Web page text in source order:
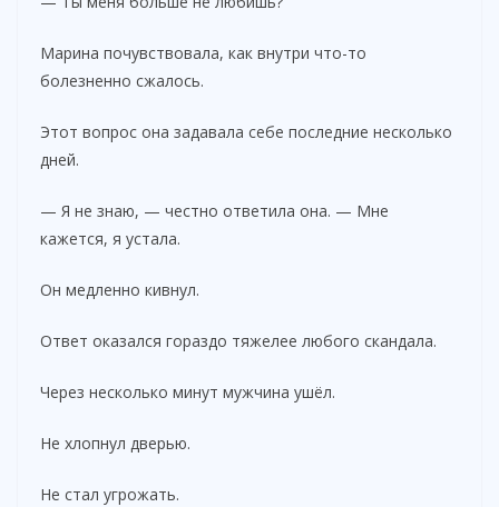
Марина почувствовала, как внутри что-то
болезненно сжалось.
Этот вопрос она задавала себе последние несколько
дней.
— Я не знаю, — честно ответила она. — Мне
кажется, я устала.
Он медленно кивнул.
Ответ оказался гораздо тяжелее любого скандала.
Через несколько минут мужчина ушёл.
Не хлопнул дверью.
Не стал угрожать.